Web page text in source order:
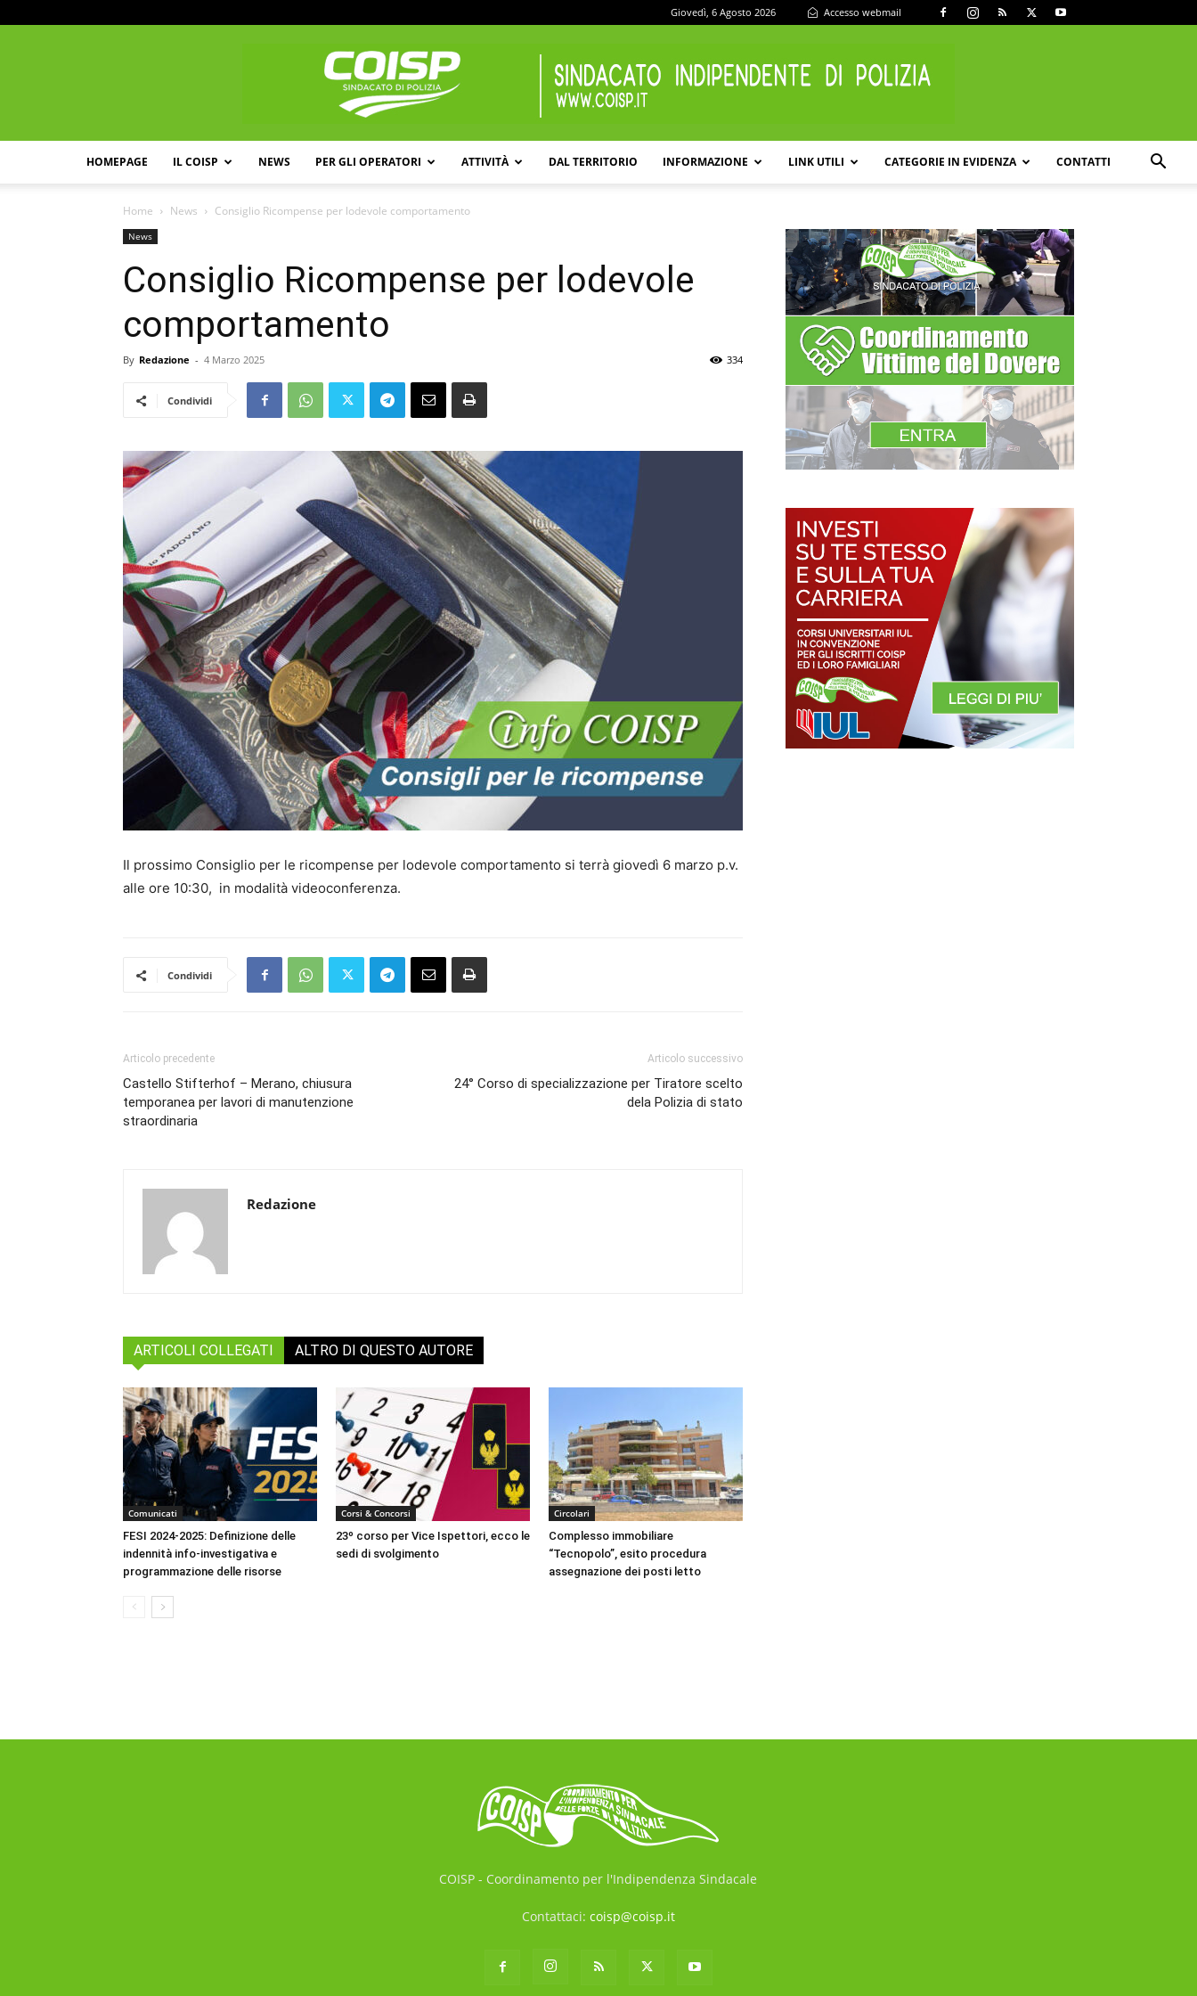
Giovedì, 6 Agosto 2026 Accesso webmail
HOMEPAGE IL COISP NEWS PER GLI OPERATORI ATTIVITÀ DAL TERRITORIO INFORMAZIONE LINK UTILI CATEGORIE IN EVIDENZA CONTATTI
Home News Consiglio Ricompense per lodevole comportamento
News
Consiglio Ricompense per lodevole
comportamento
By Redazione - 4 Marzo 2025 334
Condividi
Il prossimo Consiglio per le ricompense per lodevole comportamento si terrà giovedì 6 marzo p.v.
alle ore 10:30, in modalità videoconferenza.
Condividi
Articolo precedente
Castello Stifterhof – Merano, chiusura
temporanea per lavori di manutenzione
straordinaria
Articolo successivo
24° Corso di specializzazione per Tiratore scelto
dela Polizia di stato
Redazione
ARTICOLI COLLEGATI ALTRO DI QUESTO AUTORE
Comunicati
FESI 2024-2025: Definizione delle
indennità info-investigativa e
programmazione delle risorse
Corsi & Concorsi
23º corso per Vice Ispettori, ecco le
sedi di svolgimento
Circolari
Complesso immobiliare
“Tecnopolo”, esito procedura
assegnazione dei posti letto
COISP - Coordinamento per l'Indipendenza Sindacale
Contattaci: coisp@coisp.it